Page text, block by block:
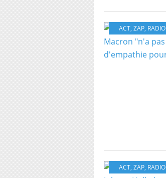
ACT, ZAP, RADIO
ACT, ZAP, RADIO